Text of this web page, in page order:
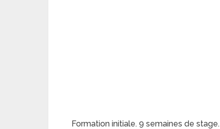
Formation initiale. 9 semaines de stage.